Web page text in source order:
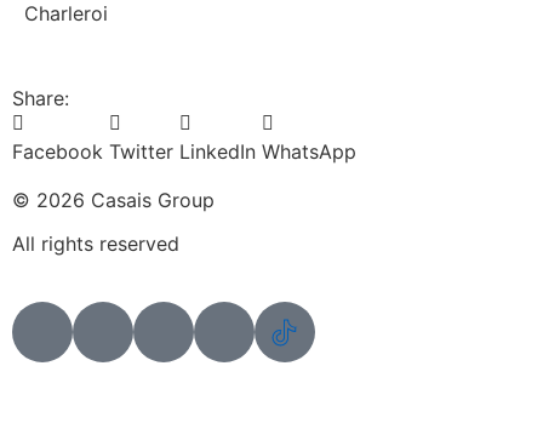
Charleroi
Share:
Facebook Twitter LinkedIn WhatsApp
© 2026 Casais Group
All rights reserved